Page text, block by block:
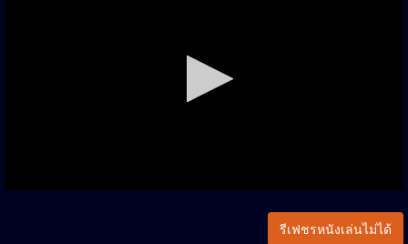
รีเฟชรหนังเล่นไม่ได้